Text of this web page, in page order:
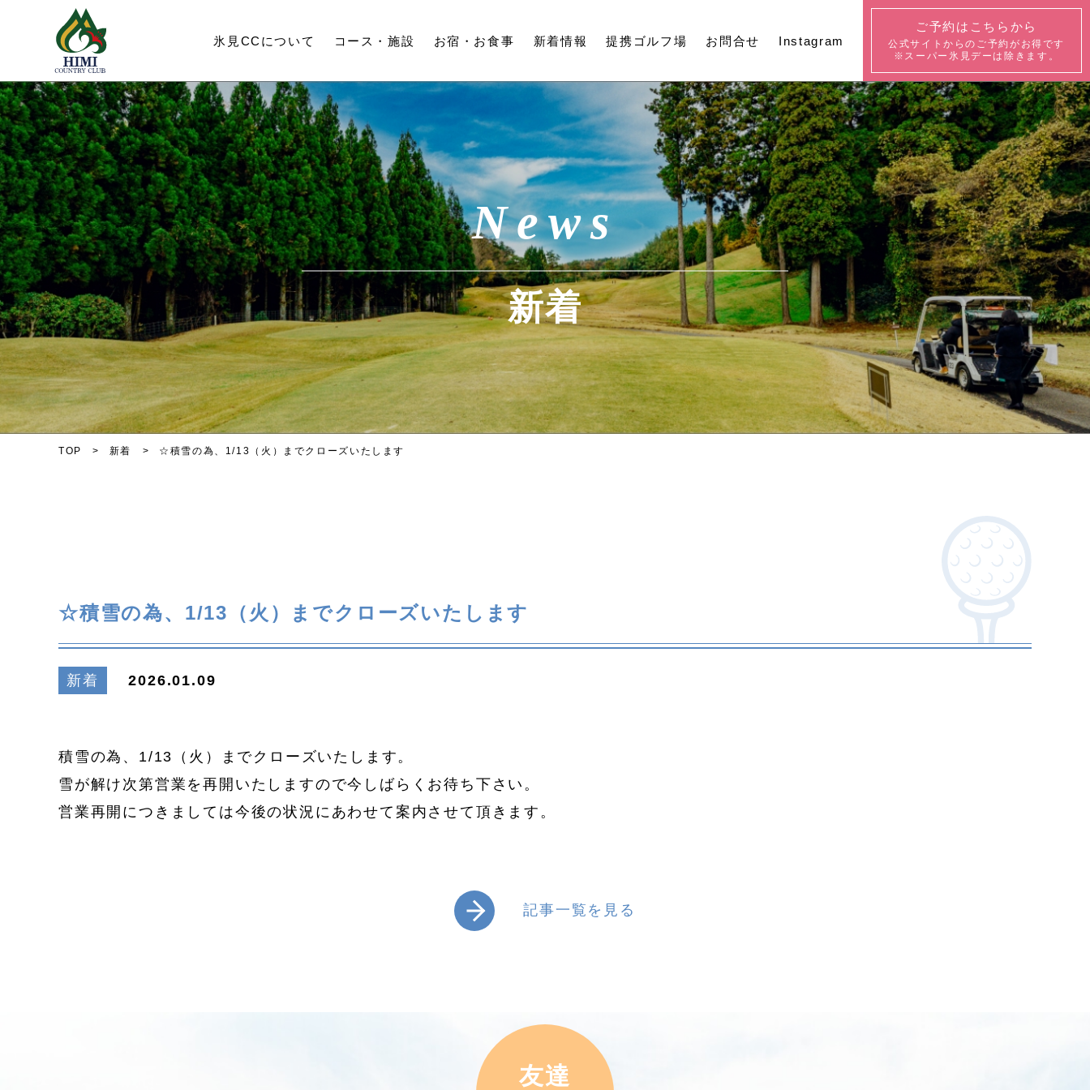
氷見CC について コース・施設 お宿・ お食事 新着情報 提携ゴルフ場 お問合せ Instagram
ご予約はこちらから
公式サイトからの ご予約がお得です
※スーパー氷見デーは除きます。
News
新着
TOP 新着 ☆積雪の為、1/13（火）までクローズいたします
☆積雪の為、1/13（火）までクローズいたします
新着 2026.01.09
積雪の為、1/13（火）までクローズいたします。
雪が解け次第営業を再開いたしますので今しばらくお待ち下さい。
営業再開につきましては今後の状況にあわせて案内させて頂きます。
記事一覧を見る
友達